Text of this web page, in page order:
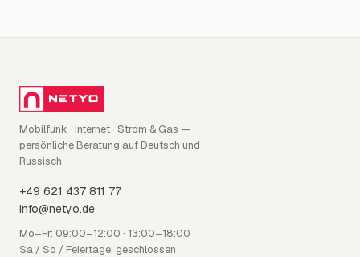
Mobilfunk · Internet · Strom & Gas —
persönliche Beratung auf Deutsch und
Russisch
+49 621 437 811 77
info@netyo.de
Mo–Fr: 09:00–12:00 · 13:00–18:00
Sa / So / Feiertage: geschlossen